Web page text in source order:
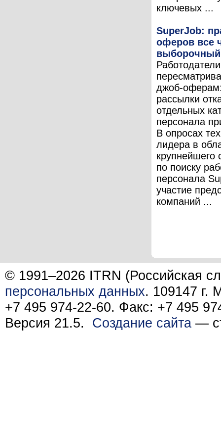
ключевых ...
SuperJob:
оферов все
выборочный
Работодатели
джоб-
рассылки
отдельных
персонала
В опросах
лидера в
крупнейшего
по поиску
персонала
участие
компаний ...
© 1991–2026 ITRN (Российская
персональных данных. 109147 г.
+7 495 974-22-60. Факс: +7 495
Версия 21.5. Создание сайта —